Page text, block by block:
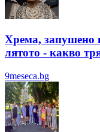
Хрема, запушено
лятотo - какво
9meseca.bg